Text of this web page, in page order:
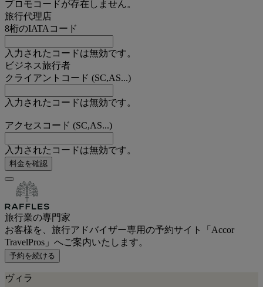
プロモコードが存在しません。
旅行代理店
8桁のIATAコード
入力されたコードは無効です。
ビジネス旅行者
クライアントコード (SC,AS...)
入力されたコードは無効です。
アクセスコード (SC,AS...)
入力されたコードは無効です。
料金を確認
旅行業の専門家
お客様を、旅行アドバイザー専用の予約サイト「Accor
TravelPros」へご案内いたします。
予約を続ける
ヴィラ